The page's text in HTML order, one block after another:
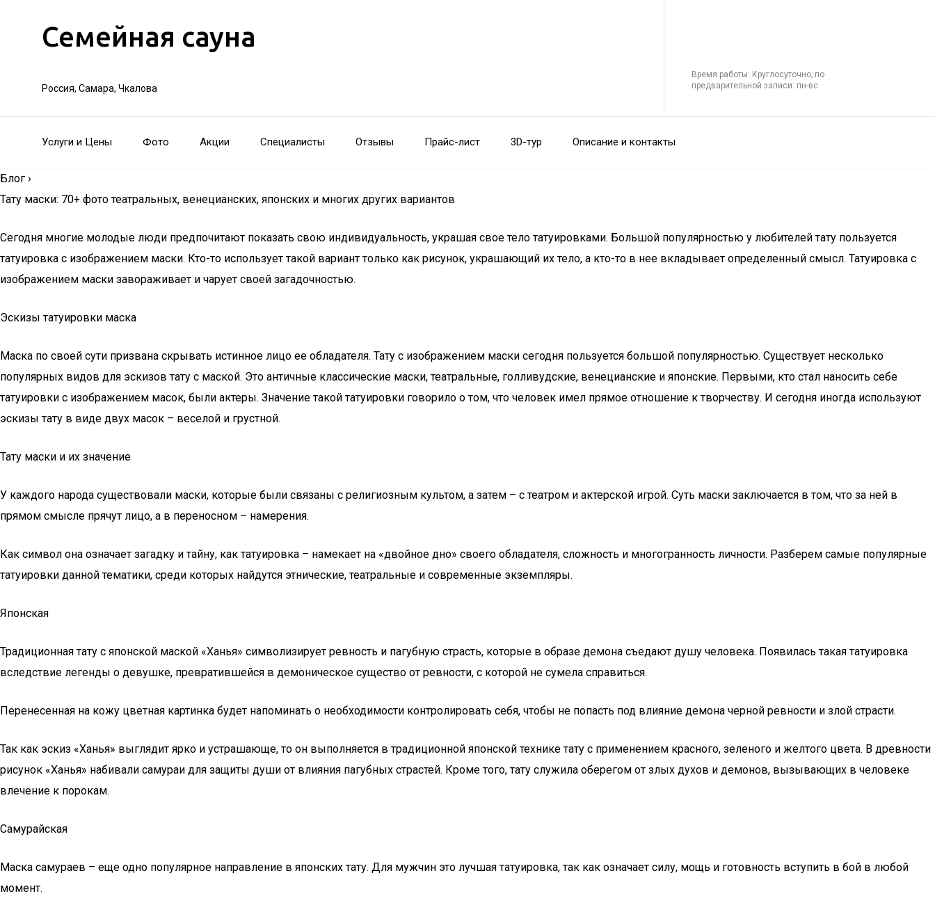
Семейная сауна
Россия, Самара, Чкалова
Время работы: Круглосуточно; по
предварительной записи: пн-вс
Услуги и Цены Фото Акции Специалисты Отзывы Прайс-лист 3D-тур Описание и контакты
Блог ›
Тату маски: 70+ фото театральных, венецианских, японских и многих других вариантов
Сегодня многие молодые люди предпочитают показать свою индивидуальность, украшая свое тело татуировками. Большой популярностью у любителей тату пользуется
татуировка с изображением маски. Кто-то использует такой вариант только как рисунок, украшающий их тело, а кто-то в нее вкладывает определенный смысл. Татуировка с
изображением маски завораживает и чарует своей загадочностью.
Эскизы татуировки маска
Маска по своей сути призвана скрывать истинное лицо ее обладателя. Тату с изображением маски сегодня пользуется большой популярностью. Существует несколько
популярных видов для эскизов тату с маской. Это античные классические маски, театральные, голливудские, венецианские и японские. Первыми, кто стал наносить себе
татуировки с изображением масок, были актеры. Значение такой татуировки говорило о том, что человек имел прямое отношение к творчеству. И сегодня иногда используют
эскизы тату в виде двух масок – веселой и грустной.
Тату маски и их значение
У каждого народа существовали маски, которые были связаны с религиозным культом, а затем – с театром и актерской игрой. Суть маски заключается в том, что за ней в
прямом смысле прячут лицо, а в переносном – намерения.
Как символ она означает загадку и тайну, как татуировка – намекает на «двойное дно» своего обладателя, сложность и многогранность личности. Разберем самые популярные
татуировки данной тематики, среди которых найдутся этнические, театральные и современные экземпляры.
Японская
Традиционная тату с японской маской «Ханья» символизирует ревность и пагубную страсть, которые в образе демона съедают душу человека. Появилась такая татуировка
вследствие легенды о девушке, превратившейся в демоническое существо от ревности, с которой не сумела справиться.
Перенесенная на кожу цветная картинка будет напоминать о необходимости контролировать себя, чтобы не попасть под влияние демона черной ревности и злой страсти.
Так как эскиз «Ханья» выглядит ярко и устрашающе, то он выполняется в традиционной японской технике тату с применением красного, зеленого и желтого цвета. В древности
рисунок «Ханья» набивали самураи для защиты души от влияния пагубных страстей. Кроме того, тату служила оберегом от злых духов и демонов, вызывающих в человеке
влечение к порокам.
Самурайская
Маска самураев – еще одно популярное направление в японских тату. Для мужчин это лучшая татуировка, так как означает силу, мощь и готовность вступить в бой в любой
момент.